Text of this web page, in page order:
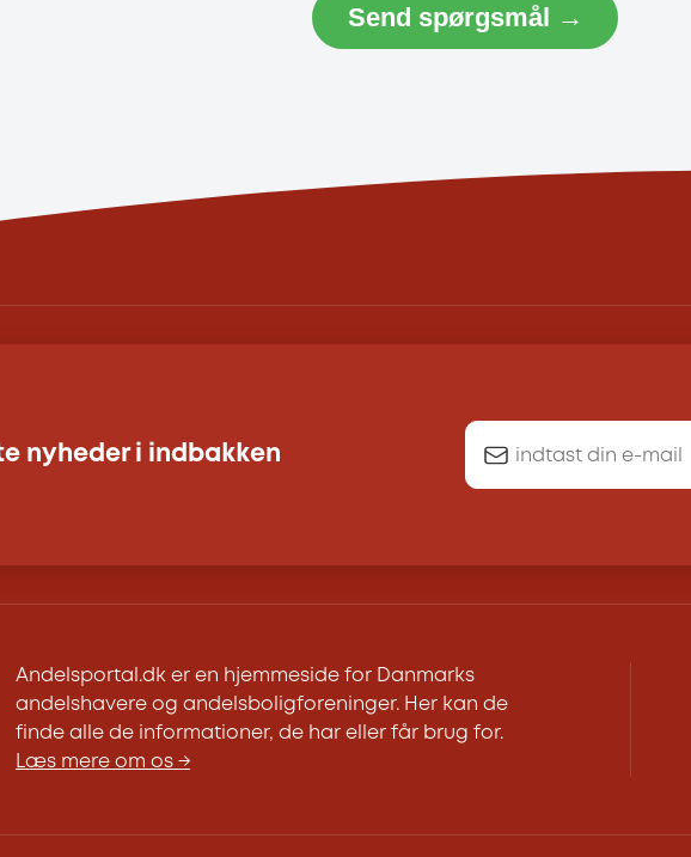
Send spørgsmål →
nyheder i indbakken
Andelsportal.dk er en hjemmeside for Danmarks
andelshavere og andelsboligforeninger. Her kan de
finde alle de informationer, de har eller får brug for.
Læs mere om os →